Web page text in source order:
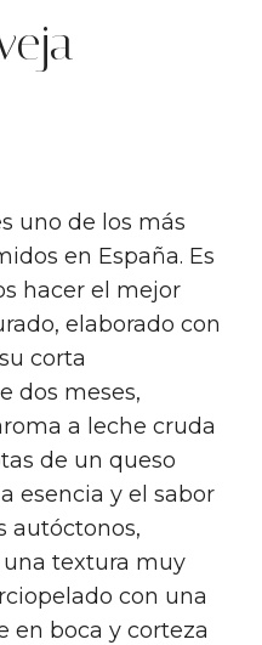
uno de los más
en España. Es
hacer el mejor
elaborado con
corta
dos meses,
a leche cruda
de un queso
esencia y el sabor
autóctonos,
textura muy
con una
en boca y corteza